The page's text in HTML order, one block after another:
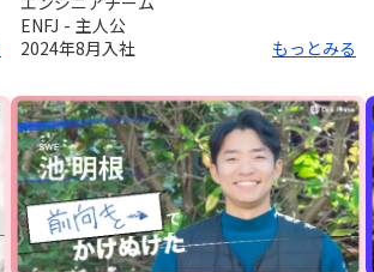
ENFJ - 主人公
2024年8月入社 もっとみる